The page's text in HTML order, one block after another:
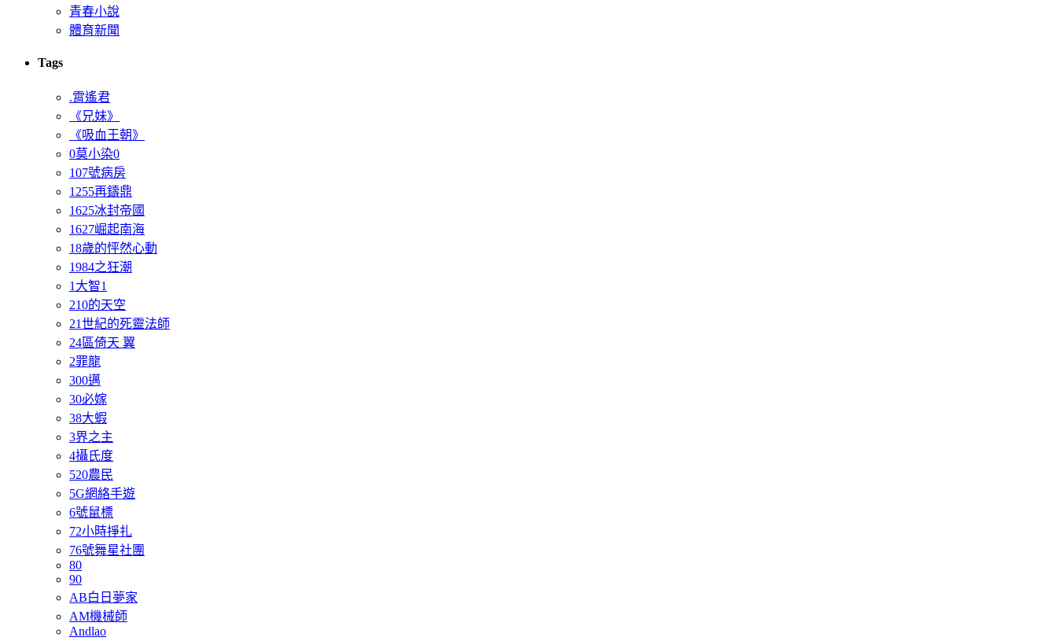
青春小說
體育新聞
Tags
.霄遙君
《兄妹》
《吸血王朝》
0莫小染0
107號病房
1255再鑄鼎
1625冰封帝國
1627崛起南海
18歲的怦然心動
1984之狂潮
1大智1
210的天空
21世紀的死靈法師
24區倚天 翼
2罪龍
300邁
30必嫁
38大蝦
3界之主
4攝氏度
520農民
5G網絡手遊
6號鼠標
72小時掙扎
76號舞星社團
80
90
AB白日夢家
AM機械師
Andlao